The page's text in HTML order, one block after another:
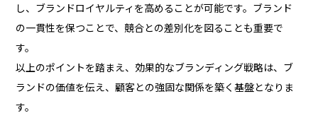
し、ブランドロイヤルティを高めることが可能です。ブランド
の一貫性を保つことで、競合との差別化を図ることも重要で
す。
以上のポイントを踏まえ、効果的なブランディング戦略は、ブ
ランドの価値を伝え、顧客との強固な関係を築く基盤となりま
す。